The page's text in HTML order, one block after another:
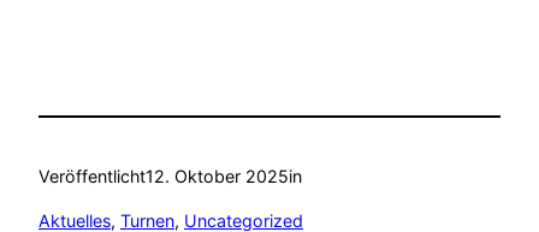
Veröffentlicht12. Oktober 2025in
Aktuelles, Turnen, Uncategorized